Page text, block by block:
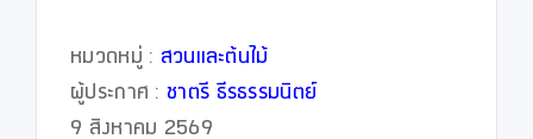
หมวดหมู่ : สวนและต้นไม้
ผู้ประกาศ : ชาตรี ธีรธรรมนิตย์
9 สิงหาคม 2569